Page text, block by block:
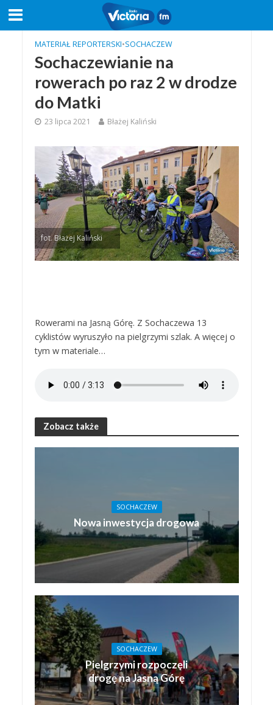
MATERIAŁ REPORTERSKI•SOCHACZEW
Sochaczewianie na
rowerach po raz 2 w drodze
do Matki
23 lipca 2021 Błażej Kaliński
fot. Błażej Kaliński
Rowerami na Jasną Górę. Z Sochaczewa 13
cyklistów wyruszyło na pielgrzymi szlak. A więcej o
tym w materiale…
Zobacz także
SOCHACZEW
Nowa inwestycja drogowa
SOCHACZEW
Pielgrzymi rozpoczęli
drogę na Jasną Górę